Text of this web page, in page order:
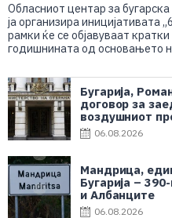
Обласниот центар за
ја организира иницијативата
рамки ќе се објавуваат
годишнината од основањето
Бугарија,
договор за
воздушниот
06.08.2026
Мандрица,
Бугарија –
и Албанците
06.08.2026